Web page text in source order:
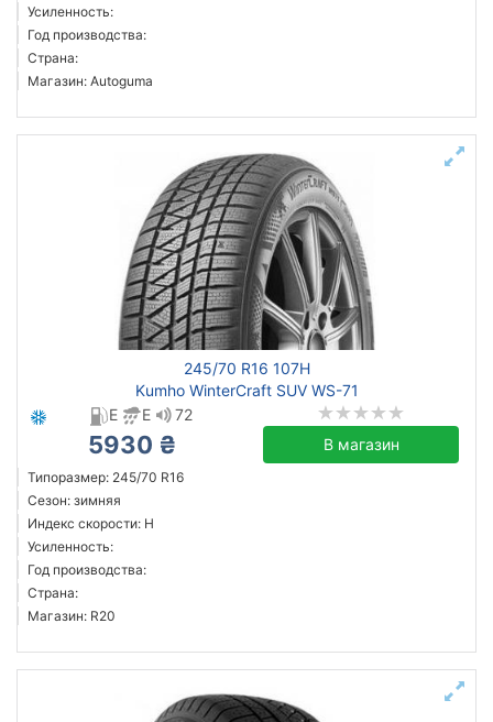
Усиленность:
Год производства:
Страна:
Магазин: Autoguma
245/70 R16 107H
Kumho WinterCraft SUV WS-71
E
E 72
5930 ₴ В магазин
Типоразмер: 245/70 R16
Сезон: зимняя
Индекс скорости: H
Усиленность:
Год производства:
Страна:
Магазин: R20